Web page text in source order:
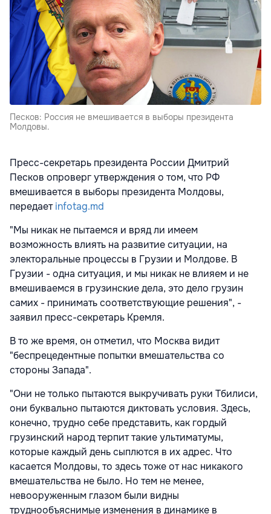
Песков: Россия не вмешивается в выборы президента
Молдовы.
Пресс-секретарь президента России Дмитрий
Песков опроверг утверждения о том, что РФ
вмешивается в выборы президента Молдовы,
передаетinfotag.md
"Мы никак не пытаемся и вряд ли имеем
возможность влиять на развитие ситуации, на
электоральные процессы в Грузии и Молдове. В
Грузии - одна ситуация, и мы никак не влияем и не
вмешиваемся в грузинские дела, это дело грузин
самих - принимать соответствующие решения", -
заявил пресс-секретарь Кремля.
В то же время, он отметил, что Москва видит
"беспрецедентные попытки вмешательства со
стороны Запада".
"Они не только пытаются выкручивать руки Тбилиси,
они буквально пытаются диктовать условия. Здесь,
конечно, трудно себе представить, как гордый
грузинский народ терпит такие ультиматумы,
которые каждый день сыплются в их адрес. Что
касается Молдовы, то здесь тоже от нас никакого
вмешательства не было. Но тем не менее,
невооруженным глазом были видны
труднообъяснимые изменения в динамике в